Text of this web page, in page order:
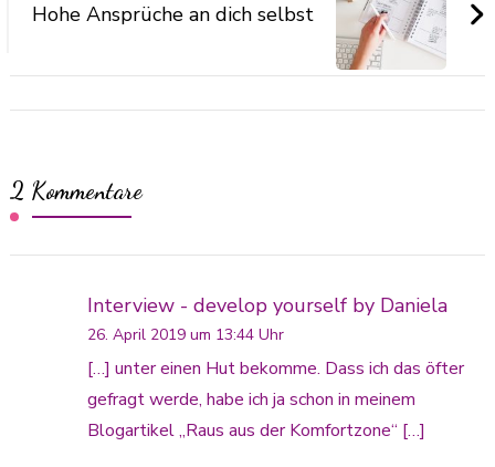
Hohe Ansprüche an dich selbst
2 Kommentare
Interview - develop yourself by Daniela
26. April 2019 um 13:44 Uhr
[…] unter einen Hut bekomme. Dass ich das öfter
gefragt werde, habe ich ja schon in meinem
Blogartikel „Raus aus der Komfortzone“ […]